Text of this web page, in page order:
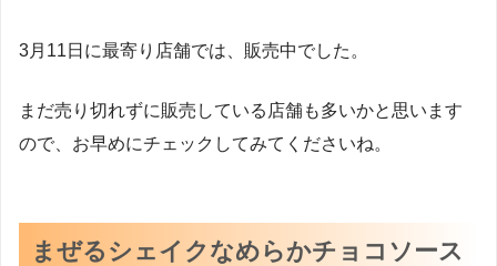
3月11日に最寄り店舗では、販売中でした。
まだ売り切れずに販売している店舗も多いかと思います
ので、お早めにチェックしてみてくださいね。
まぜるシェイクなめらかチョコソース